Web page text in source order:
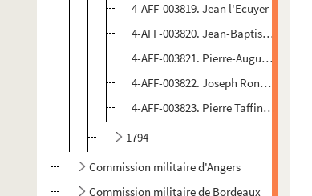
4-AFF-003819. Jean l'Ecuyer
4-AFF-003820. Jean-Baptiste-
4-AFF-003821. Pierre-Augustin
4-AFF-003822. Joseph Ronzé,
4-AFF-003823. Pierre Taffin, Pierre
1794
Commission militaire d'Angers
Commission militaire de Bordeaux